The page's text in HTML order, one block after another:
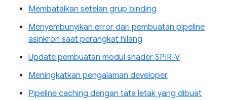
Membatalkan setelan grup binding
Menyembunyikan error dari pembuatan pipeline
asinkron saat perangkat hilang
Update pembuatan modul shader SPIR-V
Meningkatkan pengalaman developer
Pipeline caching dengan tata letak yang dibuat